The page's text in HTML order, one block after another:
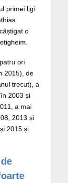
primei ligi
o
ori
2015), de
trecut), a
2003 și
a mai
2013 și
2015 și